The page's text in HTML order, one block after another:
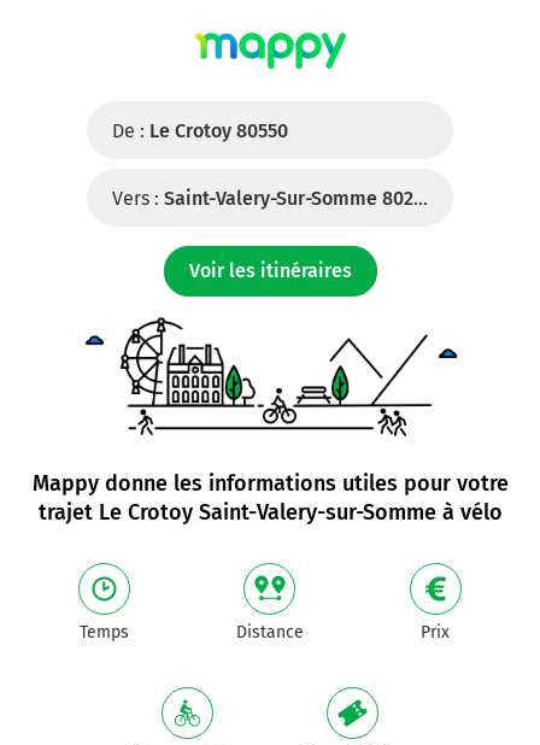
De : Le Crotoy 80550
Vers : Saint-Valery-Sur-Somme 80230
Voir les itinéraires
Mappy donne les informations utiles pour votre
trajet Le Crotoy Saint-Valery-sur-Somme à vélo
Temps Distance Prix